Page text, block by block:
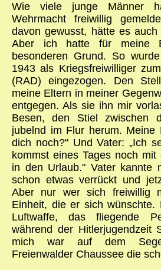
Wie viele junge Männer
Wehrmacht freiwillig
davon gewusst, hätte es
Aber ich hatte für meine
besonderen Grund. So
1943 als Kriegsfreiwilliger
(RAD) eingezogen. Den
meine Eltern in meiner
entgegen. Als sie ihn mir
Besen, den Stiel zwischen
jubelnd im Flur herum. Meine
dich noch?" Und Vater: „Ich
kommst eines Tages noch mit
in den Urlaub." Vater kannte
schon etwas verrückt und
Aber nur wer sich freiwillig
Einheit, die er sich
Luftwaffe, das fliegende
während der Hitlerjugendzeit
mich war auf dem
Freienwalder Chaussee die